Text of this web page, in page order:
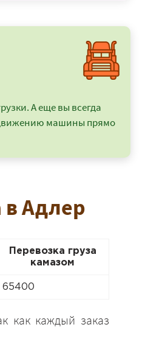
А еще вы всегда
движению машины прямо
в Адлер
Перевозка груза
камазом
65400
как каждый заказ